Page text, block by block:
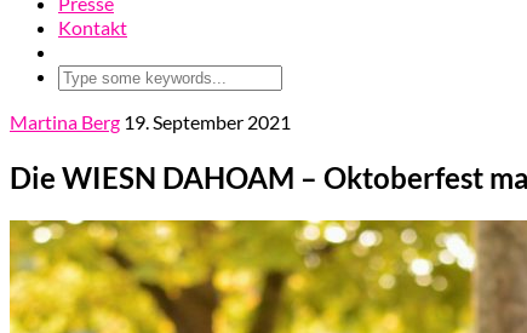
Kontakt
Martina Berg 19. September 2021
Die WIESN DAHOAM – Oktoberfest